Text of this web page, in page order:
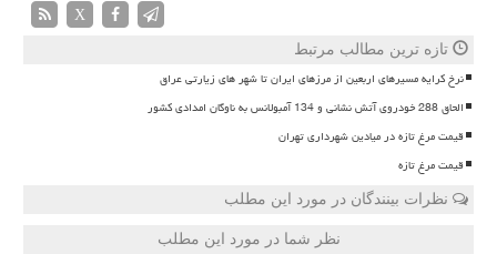
X
تازه ترین مطالب مرتبط
نرخ کرایه مسیرهای اربعین از مرزهای ایران تا شهر های زیارتی عراق
الحاق 288 خودروی آتش نشانی و 134 آمبولانس به ناوگان امدادی کشور
قیمت مرغ تازه در میادین شهرداری تهران
قیمت مرغ تازه
نظرات بینندگان در مورد این مطلب
نظر شما در مورد این مطلب